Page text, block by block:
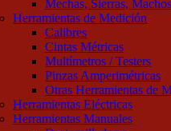
Mechas, Sierras, Machos
Herramientas de Medición
Calibres
Cintas Métricas
Multímetros / Testers
Pinzas Amperimétricas
Otras Herramientas de
Herramientas Eléctricas
Herramientas Manuales
del producto